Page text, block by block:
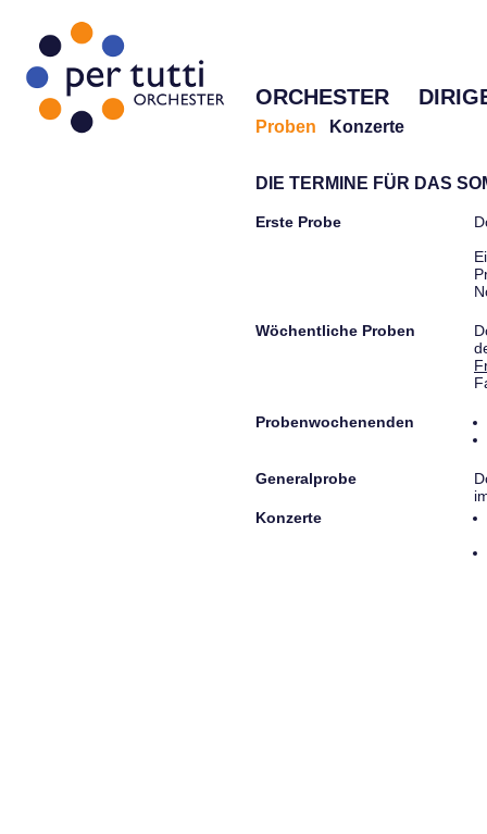
ORCHESTER
Proben Konzerte
DIE TERMINE FÜR DAS
Erste Probe
Wöchentliche Proben
Probenwochenenden
Generalprobe
Konzerte